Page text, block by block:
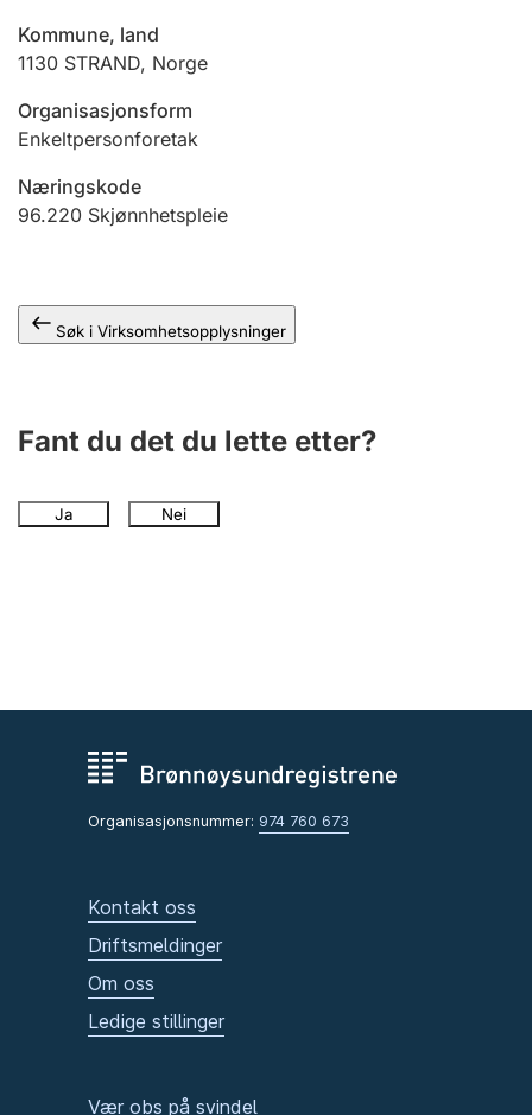
Andre tema
Kommune, land
1130 STRAND, Norge
Organisasjonsform
Enkeltpersonforetak
Næringskode
96.220 Skjønnhetspleie
Søk i Virksomhetsopplysninger
Fant du det du lette etter?
Ja Nei
Organisasjonsnummer: 974 760 673
Kontakt oss
Driftsmeldinger
Om oss
Ledige stillinger
Vær obs på svindel